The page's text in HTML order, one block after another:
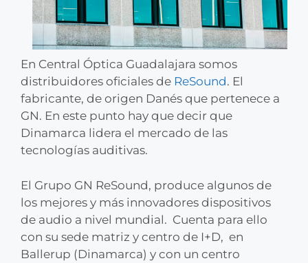
En Central Óptica Guadalajara somos
distribuidores oficiales de ReSound. El
fabricante, de origen Danés que pertenece a
GN. En este punto hay que decir que
Dinamarca lidera el mercado de las
tecnologías auditivas.
El Grupo GN ReSound, produce algunos de
los mejores y más innovadores dispositivos
de audio a nivel mundial. Cuenta para ello
con su sede matriz y centro de I+D, en
Ballerup (Dinamarca) y con un centro